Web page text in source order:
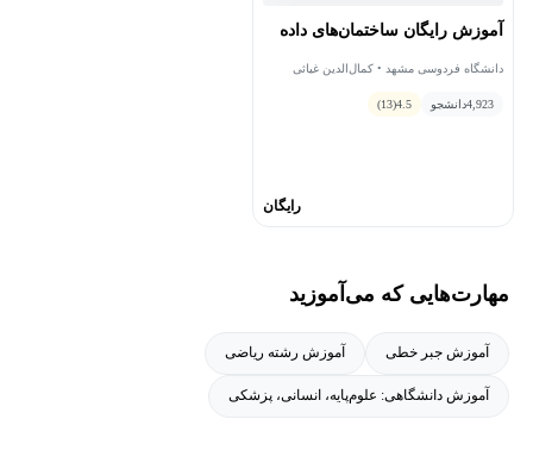
آموزش رایگان ساختمان‌های داده
دانشگاه فردوسی مشهد • کمال‌الدین غیاثی
4,923دانشجو 4.5
(13)
رایگان
مهارت‌هایی که می‌آموزید
آموزش جبر خطی آموزش رشته ریاضی
آموزش دانشگاهی: علوم‌پایه، انسانی، پزشکی